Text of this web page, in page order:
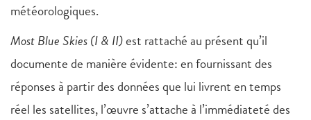
météorologiques.
Most Blue Skies (I & II)est rattaché au présent qu’il
documente de manière évidente: en fournissant des
réponses à partir des données que lui livrent en temps
réel les satellites, l’œuvre s’attache à l’immédiateté des